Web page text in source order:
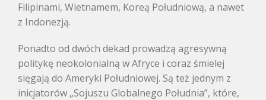
Filipinami, Wietnamem, Koreą Południową, a nawet
z Indonezją.
Ponadto od dwóch dekad prowadzą agresywną
politykę neokolonialną w Afryce i coraz śmielej
sięgają do Ameryki Południowej. Są też jednym z
inicjatorów „Sojuszu Globalnego Południa”, które,